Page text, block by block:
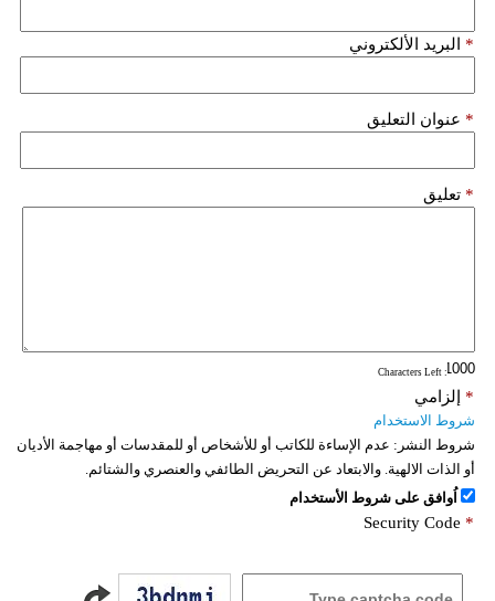
البريد الألكتروني *
عنوان التعليق *
تعليق *
: Characters Left
إلزامي *
شروط الاستخدام
شروط النشر: عدم الإساءة للكاتب أو للأشخاص أو للمقدسات أو مهاجمة الأديان
أو الذات الالهية. والابتعاد عن التحريض الطائفي والعنصري والشتائم.
اُوافق على شروط الأستخدام
Security Code *